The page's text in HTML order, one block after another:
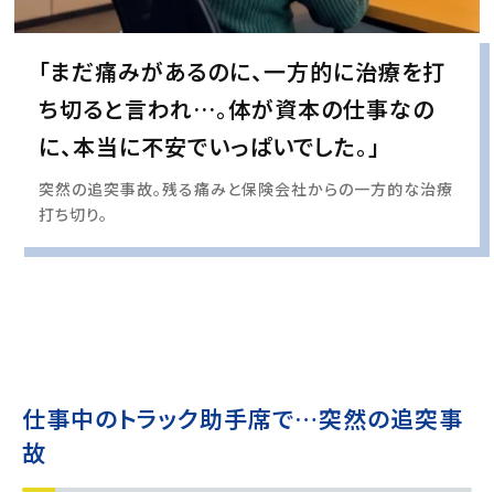
「まだ痛みがあるのに、一方的に治療を打
ち切ると言われ…。体が資本の仕事なの
に、本当に不安でいっぱいでした。」
突然の追突事故。残る痛みと保険会社からの一方的な治療
打ち切り。
仕事中のトラック助手席で…突然の追突事
故